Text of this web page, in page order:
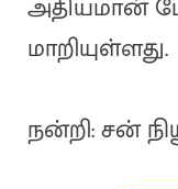
அதியமான்
மாறியுள்ளது.
நன்றி: சன்